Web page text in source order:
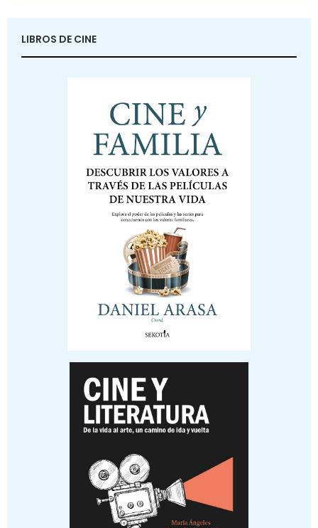
LIBROS DE CINE